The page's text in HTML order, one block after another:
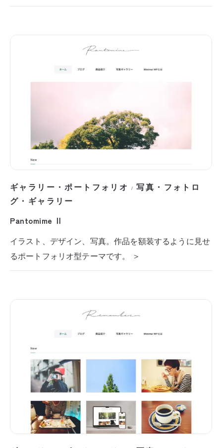
ギャラリー・ポートフォリオ /写真・フォトロ
グ・ギャラリー
Pantomime Ⅱ
イラスト、デザイン、写真。作品を額装するように見せ
るポートフォリオ型テーマです。 ＞